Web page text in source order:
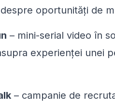
oportunități de
– mini-serial video în
experienței unei
– campanie de